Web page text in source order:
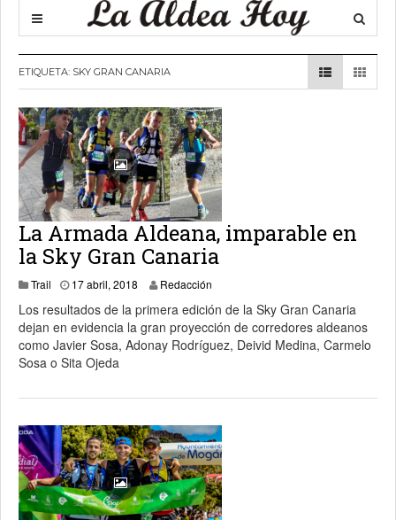
ETIQUETA: SKY GRAN CANARIA
La Armada Aldeana, imparable en
la Sky Gran Canaria
Trail 17 abril, 2018 19 abril, 2018
Redacción
Los resultados de la primera edición de la Sky Gran Canaria
dejan en evidencia la gran proyección de corredores aldeanos
como Javier Sosa, Adonay Rodríguez, Deivid Medina, Carmelo
Sosa o Sita Ojeda